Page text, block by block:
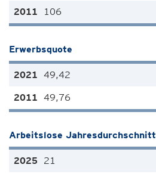
106
Erwerbsquote
49,42
49,76
Arbeitslose Jahresdurchschnitt
21